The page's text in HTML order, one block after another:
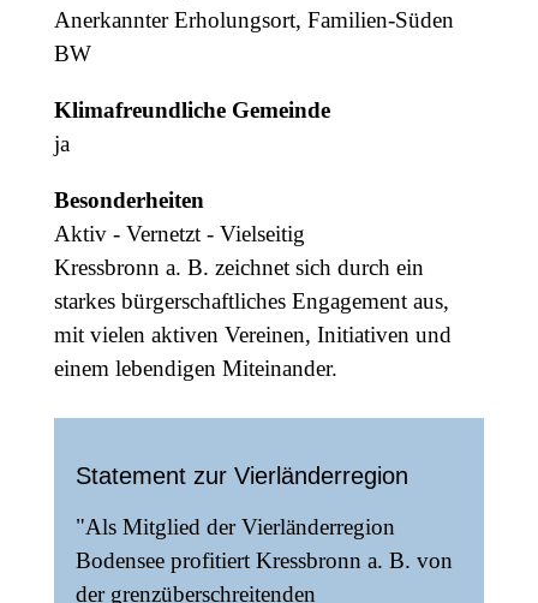
Anerkannter Erholungsort, Familien-Süden
BW
Klimafreundliche Gemeinde
ja
Besonderheiten
Aktiv - Vernetzt - Vielseitig
Kressbronn a. B. zeichnet sich durch ein
starkes bürgerschaftliches Engagement aus,
mit vielen aktiven Vereinen, Initiativen und
einem lebendigen Miteinander.
Statement zur Vierländerregion
"Als Mitglied der Vierländerregion
Bodensee profitiert Kressbronn a. B. von
der grenzüberschreitenden